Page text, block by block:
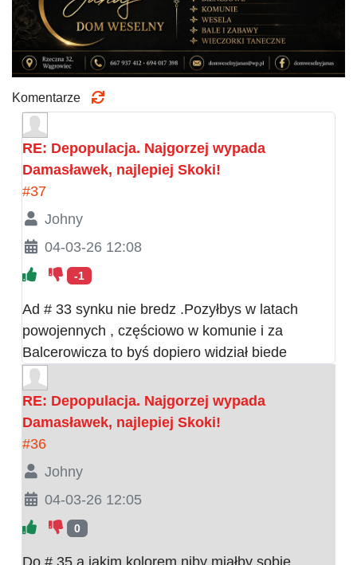
Komentarze
RE: Depopulacja. Najgorzej wypada
Damasławek, najlepiej Skoki!
#37
Johny
04-03-26 12:08
-1
Ad # 33 synku nie bredz .Pozyłbys w latach
powojennych , częściowo w komunie i za
Balcerowicza to byś dopiero widział biede
RE: Depopulacja. Najgorzej wypada
Damasławek, najlepiej Skoki!
#36
Johny
04-03-26 12:05
0
Do # 35 a jakim kolorem niby miałby sobie